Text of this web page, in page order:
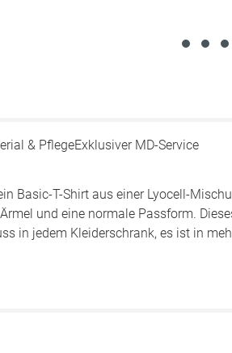
& PflegeExklusiver MD-Service
Basic-T-Shirt aus einer Lyocell-
und eine normale Passform.
in jedem Kleiderschrank, es ist in